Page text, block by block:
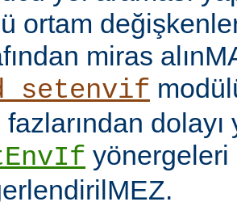
ortam
miras
fazlarından
yönergeleri